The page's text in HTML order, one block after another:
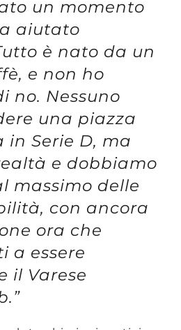
un momento
aiutato
è nato da un
e non ho
no. Nessuno
una piazza
in Serie D, ma
e dobbiamo
massimo delle
con ancora
ora che
a essere
il Varese